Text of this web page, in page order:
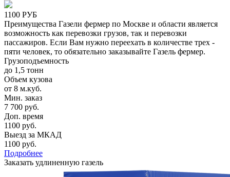
1100 РУБ
Преимущества Газели фермер по Москве и области является
возможность как перевозки грузов, так и перевозки
пассажиров. Если Вам нужно переехать в количестве трех -
пяти человек, то обязательно заказывайте Газель фермер.
Грузоподъемность
до 1,5 тонн
Объем кузова
от 8 м.куб.
Мин. заказ
7 700 руб.
Доп. время
1100 руб.
Выезд за МКАД
1100 руб.
Подробнее
Заказать удлиненную газель